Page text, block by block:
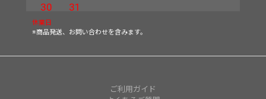
30
31
休業日
※商品発送、お問い合わせを含みます。
ご利用ガイド